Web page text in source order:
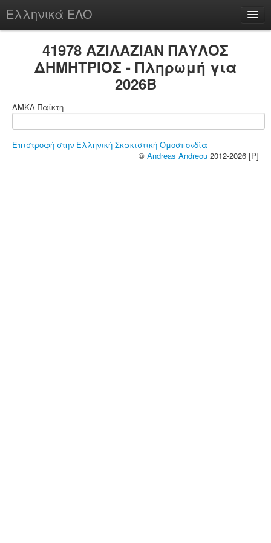
Ελληνικά ΕΛΟ
41978 ΑΖΙΛΑΖΙΑΝ ΠΑΥΛΟΣ
ΔΗΜΗΤΡΙΟΣ - Πληρωμή για
2026B
ΑΜΚΑ Παίκτη
Επιστροφή στην Ελληνική Σκακιστική Ομοσπονδία
© Andreas Andreou 2012-2026 [P]